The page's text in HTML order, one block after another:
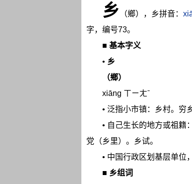
乡 （鄉），乡拼音：
字，编号73。
■ 基本字义
• 乡
（鄉）
xiāng ㄒㄧㄤˉ
• 泛指小市镇：乡村。穷
• 自己生长的地方或祖籍
党（乡里）。乡试。
• 中国行政区划基层单位
■ 乡组词